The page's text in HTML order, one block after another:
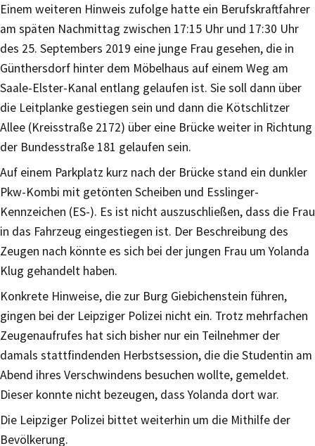
Einem weiteren Hinweis zufolge hatte ein Berufskraftfahrer
am späten Nachmittag zwischen 17:15 Uhr und 17:30 Uhr
des 25. Septembers 2019 eine junge Frau gesehen, die in
Günthersdorf hinter dem Möbelhaus auf einem Weg am
Saale-Elster-Kanal entlang gelaufen ist. Sie soll dann über
die Leitplanke gestiegen sein und dann die Kötschlitzer
Allee (Kreisstraße 2172) über eine Brücke weiter in Richtung
der Bundesstraße 181 gelaufen sein.
Auf einem Parkplatz kurz nach der Brücke stand ein dunkler
Pkw-Kombi mit getönten Scheiben und Esslinger-
Kennzeichen (ES-). Es ist nicht auszuschließen, dass die Frau
in das Fahrzeug eingestiegen ist. Der Beschreibung des
Zeugen nach könnte es sich bei der jungen Frau um Yolanda
Klug gehandelt haben.
Konkrete Hinweise, die zur Burg Giebichenstein führen,
gingen bei der Leipziger Polizei nicht ein. Trotz mehrfachen
Zeugenaufrufes hat sich bisher nur ein Teilnehmer der
damals stattfindenden Herbstsession, die die Studentin am
Abend ihres Verschwindens besuchen wollte, gemeldet.
Dieser konnte nicht bezeugen, dass Yolanda dort war.
Die Leipziger Polizei bittet weiterhin um die Mithilfe der
Bevölkerung.